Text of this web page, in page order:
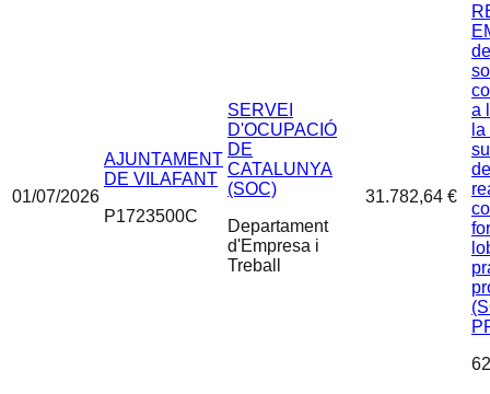
01/07/2026
AJUNTAMENT
DE VILAFANT
P1723500C
SERVEI
D'OCUPACIÓ
DE
CATALUNYA
(SOC)
Departament
d'Empresa i
Treball
31.782,64 €
a